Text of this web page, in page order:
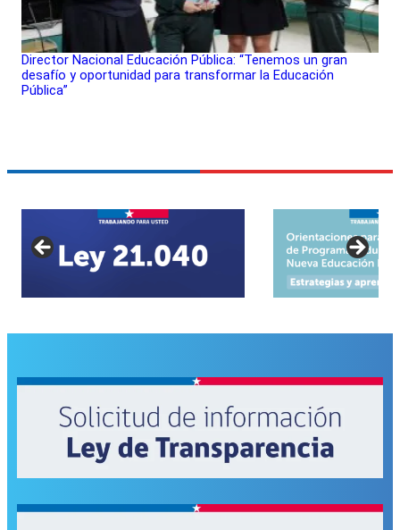
Director Nacional Educación Pública: “Tenemos un gran
desafío y oportunidad para transformar la Educación
Pública”